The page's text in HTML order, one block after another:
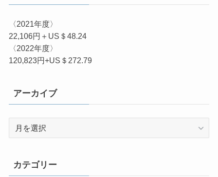
〈2021年度〉
22,106円＋US＄48.24
〈2022年度〉
120,823円+US＄272.79
アーカイブ
ブ
カテゴリー